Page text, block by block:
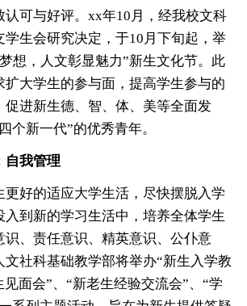
认可与好评。xx年10月，经我校文科
学生会研究决定，于10月下旬起，举
想，人文彰显魅力”新生文化节。此
扩大学生的参与面，提高学生参与的
促进新生德、智、体、美等全面发
个新一代”的优秀青年。
自我管理
好的适应大学生活，尽快摆脱入学
入到新的学习生活中，培养全体学生
识、责任意识、精英意识、公仆意
文社科基础教学部将举办“新生入学教
面会”、“新老生经验交流会”、“学